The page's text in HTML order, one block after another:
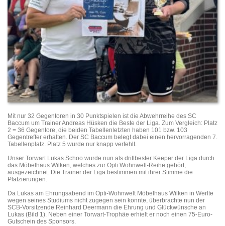
Mit nur 32 Gegentoren in 30 Punktspielen ist die Abwehrreihe des SC
Baccum um Trainer Andreas Hüsken die Beste der Liga. Zum Vergleich: Platz
2 = 36 Gegentore, die beiden Tabellenletzten haben 101 bzw. 103
Gegentreffer erhalten. Der SC Baccum belegt dabei einen hervorragenden 7.
Tabellenplatz. Platz 5 wurde nur knapp verfehlt.
Unser Torwart Lukas Schoo wurde nun als drittbester Keeper der Liga durch
das Möbelhaus Wilken, welches zur Opti Wohnwelt-Reihe gehört,
ausgezeichnet. Die Trainer der Liga bestimmen mit ihrer Stimme die
Platzierungen.
Da Lukas am Ehrungsabend im Opti-Wohnwelt Möbelhaus Wilken in Werlte
wegen seines Studiums nicht zugegen sein konnte, überbrachte nun der
SCB-Vorsitzende Reinhard Deermann die Ehrung und Glückwünsche an
Lukas (Bild 1). Neben einer Torwart-Trophäe erhielt er noch einen 75-Euro-
Gutschein des Sponsors.